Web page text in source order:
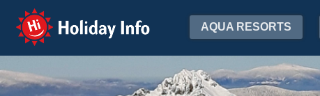
Holiday Info AQUA RESORTS